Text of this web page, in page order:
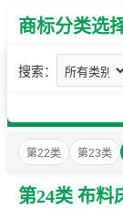
商标分类选
搜索：
第22类 第23类
第24类 布料